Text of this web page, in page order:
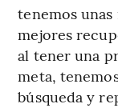
tenemos
mejores
al tener una
meta,
búsqueda y